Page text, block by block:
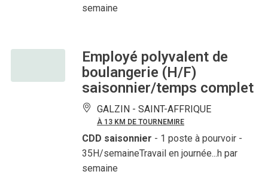
semaine
Employé polyvalent de
boulangerie (H/F)
saisonnier/temps complet
GALZIN - SAINT-AFFRIQUE
À 13 KM DE TOURNEMIRE
CDD saisonnier - 1 poste à pourvoir -
35H/semaineTravail en journée...h par
semaine